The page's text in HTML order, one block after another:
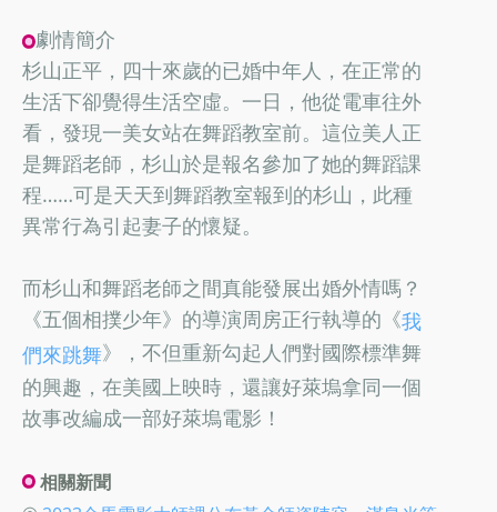
劇情簡介
杉山正平，四十來歲的已婚中年人，在正常的
生活下卻覺得生活空虛。一日，他從電車往外
看，發現一美女站在舞蹈教室前。這位美人正
是舞蹈老師，杉山於是報名參加了她的舞蹈課
程……可是天天到舞蹈教室報到的杉山，此種
異常行為引起妻子的懷疑。
而杉山和舞蹈老師之間真能發展出婚外情嗎？
《五個相撲少年》的導演周房正行執導的《我
們來跳舞》，不但重新勾起人們對國際標準舞
的興趣，在美國上映時，還讓好萊塢拿同一個
故事改編成一部好萊塢電影！
相關新聞